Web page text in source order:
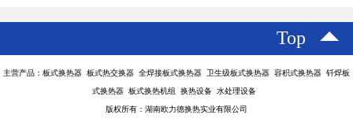
Top
主营产品：板式换热器 板式热交换器 全焊接板式换热器 卫生级板式换热器 容积式换热器 钎焊板
式换热器 板式换热机组 换热设备 水处理设备
版权所有：湖南欧力德换热实业有限公司